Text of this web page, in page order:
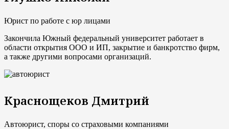
Юрист по работе с юр лицами
Закончила Южный федеральный университет работает в
области открытия ООО и ИП, закрытие и банкротство фирм,
а также другими вопросами организаций.
Краснощеков Дмитрий
Автоюрист, споры со страховыми компаниями